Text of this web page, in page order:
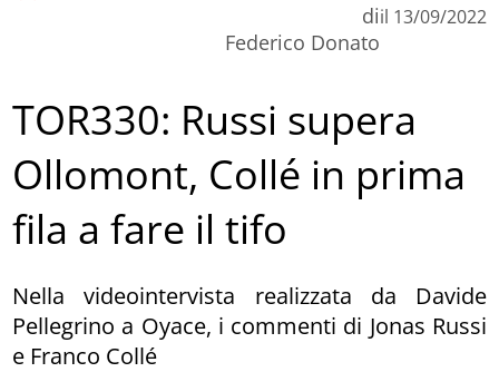
di
Federico Donato
il 13/09/2022
TOR330: Russi supera
Ollomont, Collé in prima
fila a fare il tifo
Nella videointervista realizzata da Davide
Pellegrino a Oyace, i commenti di Jonas Russi
e Franco Collé